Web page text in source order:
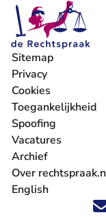
Volg ons op X
Volg ons op
Volg ons
Volg
Sitemap
Privacy
Cookies
Toegankelijkheid
Spoofing
Vacatures
- U verlaat
Archief
Over
English